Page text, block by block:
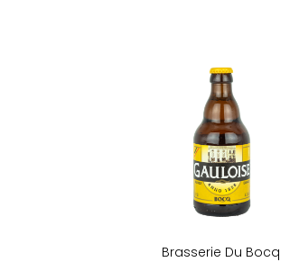
Brasserie Du Bocq